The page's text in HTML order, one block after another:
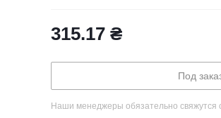
315.17 ₴
Под
Наши менеджеры обязательно свяжутся